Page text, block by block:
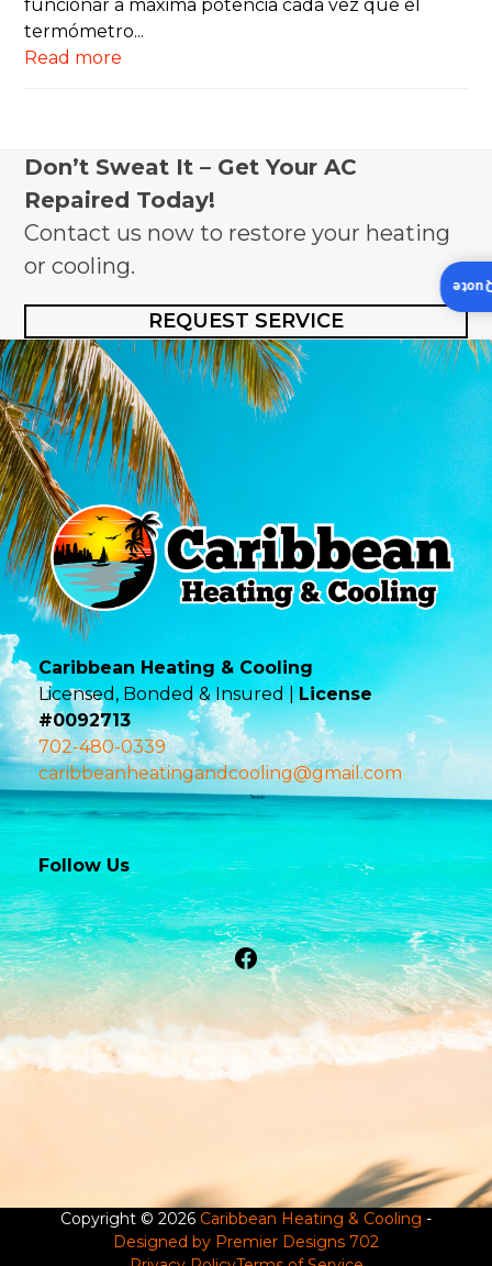
funcionar a máxima potencia cada vez que el
termómetro...
Read more
Don’t Sweat It – Get Your AC
Repaired Today!
Contact us now to restore your heating
or cooling.
REQUEST SERVICE
Caribbean Heating & Cooling
Licensed, Bonded & Insured |License
#0092713
702-480-0339
caribbeanheatingandcooling@gmail.com
Follow Us
Facebook
Copyright © 2026 Caribbean Heating & Cooling -
Designed by Premier Designs 702